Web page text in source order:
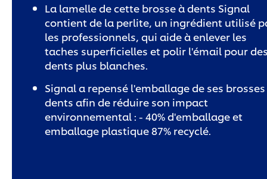
ce
product
La lamelle de cette brosse à dents Signal
contient de la perlite, un ingrédient utilisé
les professionnels, qui aide à enlever les
taches superficielles et polir l'émail pour
dents plus blanches.
Signal a repensé l'emballage de ses
dents afin de réduire son impact
environnemental : - 40% d'emballage et
emballage plastique 87% recyclé.